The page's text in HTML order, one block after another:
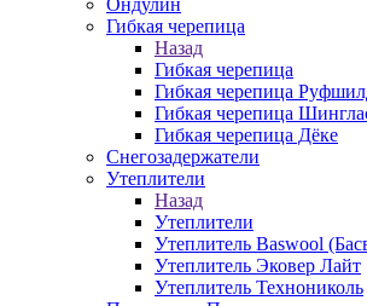
Ондулин
Гибкая черепица
Назад
Гибкая черепица
Гибкая черепица
Гибкая черепица
Гибкая черепица Дёке
Снегозадержатели
Утеплители
Назад
Утеплители
Утеплитель Baswool
Утеплитель Эковер Лайт
Утеплитель Технониколь